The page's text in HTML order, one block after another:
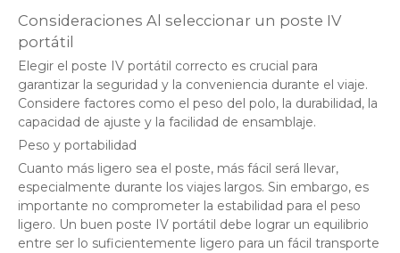
Consideraciones Al seleccionar un poste IV
portátil
Elegir el poste IV portátil correcto es crucial para
garantizar la seguridad y la conveniencia durante el viaje.
Considere factores como el peso del polo, la durabilidad, la
capacidad de ajuste y la facilidad de ensamblaje.
Peso y portabilidad
Cuanto más ligero sea el poste, más fácil será llevar,
especialmente durante los viajes largos. Sin embargo, es
importante no comprometer la estabilidad para el peso
ligero. Un buen poste IV portátil debe lograr un equilibrio
entre ser lo suficientemente ligero para un fácil transporte